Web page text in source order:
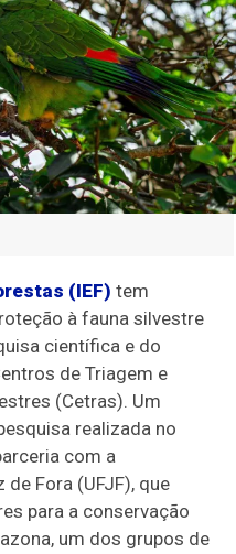
(IEF) tem
à fauna silvestre
científica e do
de Triagem e
(Cetras). Um
realizada no
com a
Fora (UFJF), que
para a conservação
um dos grupos de